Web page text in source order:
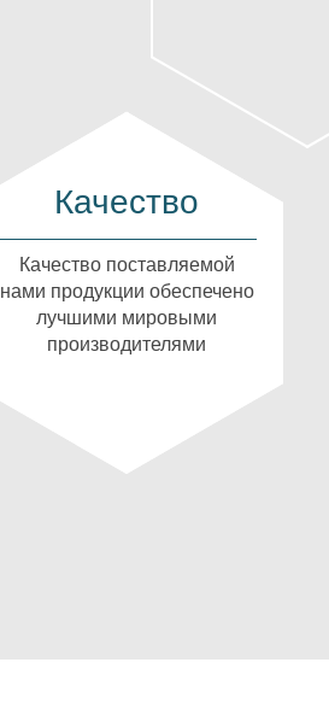
Качество
Качество поставляемой
нами продукции обеспечено
лучшими мировыми
производителями